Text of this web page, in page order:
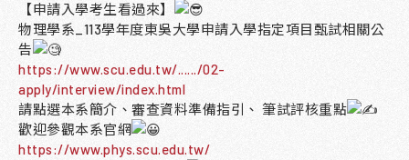
【申請入學考生看過來】
物理學系_113學年度東吳大學申請入學指定項目甄試相關公
告
https://www.scu.edu.tw/....../02-
apply/interview/index.html
請點選本系簡介、審查資料準備指引、 筆試評核重點
歡迎參觀本系官網
https://www.phys.scu.edu.tw/